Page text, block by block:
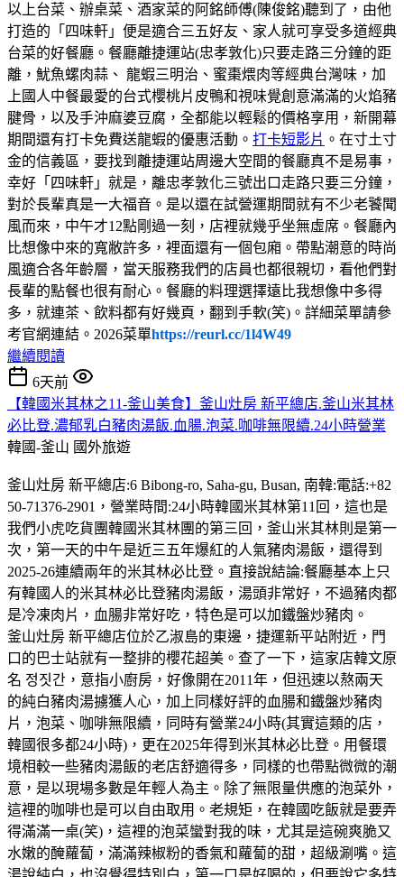
以上台菜、辦桌菜、酒家菜的阿銘師傅(陳俊銘)聽到了，由他
打造的「四味軒」便是適合三五好友、家人就可享受多道經典
台菜的好餐廳。餐廳離捷運站(忠孝敦化)只要走路三分鐘的距
離，魷魚螺肉蒜、 龍蝦三明治、蜜棗煨肉等經典台灣味，加
上國人中餐最愛的台式櫻桃片皮鴨和視味覺創意滿滿的火焰豬
腱骨，以及手沖麻婆豆腐，全都能以輕鬆的價格享用，新開幕
期間還有打卡免費送龍蝦的優惠活動。 打卡短影片 。在寸土寸
金的信義區，要找到離捷運站周邊大空間的餐廳真不是易事，
幸好「四味軒」就是，離忠孝敦化三號出口走路只要三分鐘，
對於長輩真是一大福音。是以還在試營運期間就有不少老饕聞
風而來，中午才12點剛過一刻，店裡就幾乎坐無虛席。餐廳內
比想像中來的寬敝許多，裡面還有一個包廂。帶點潮意的時尚
風適合各年齡層，當天服務我們的店員也都很親切，看他們對
長輩的點餐也很有耐心。餐廳的料理選擇遠比我想像中多得
多，就連茶、飲料都有好幾頁，翻到手軟(笑)。詳細菜單請參
考官網連結。2026菜單https://reurl.cc/1l4W49
繼續閱讀
6天前
【韓國米其林之11-釜山美食】釜山灶房 新平總店.釜山米其林
必比登.濃郁乳白豬肉湯飯.血腸.泡菜.咖啡無限續.24小時營業
韓國-釜山 國外旅遊
釜山灶房 新平總店:6 Bibong-ro, Saha-gu, Busan, 南韓:電話:+82
50-71376-2901，營業時間:24小時韓國米其林第11回，這也是
我們小虎吃貨團韓國米其林團的第三回，釜山米其林則是第一
次，第一天的中午是近三五年爆紅的人氣豬肉湯飯，還得到
2025-26連續兩年的米其林必比登。直接說結論:餐廳基本上只
有韓國人的米其林必比登豬肉湯飯，湯頭非常好，不過豬肉都
是冷凍肉片，血腸非常好吃，特色是可以加鐵盤炒豬肉。
釜山灶房 新平總店位於乙淑島的東邊，捷運新平站附近，門
口的巴士站就有一整排的櫻花超美。查了一下，這家店韓文原
名 정짓간，意指小廚房，好像開在2011年，但迅速以熬兩天
的純白豬肉湯擄獲人心，加上同樣好評的血腸和鐵盤炒豬肉
片，泡菜、咖啡無限續，同時有營業24小時(其實這類的店，
韓國很多都24小時)，更在2025年得到米其林必比登。用餐環
境相較一些豬肉湯飯的老店舒適得多，同樣的也帶點微微的潮
意，是以現場多數是年輕人為主。除了無限量供應的泡菜外，
這裡的咖啡也是可以自由取用。老規矩，在韓國吃飯就是要弄
得滿滿一桌(笑)，這裡的泡菜蠻對我的味，尤其是這碗爽脆又
水嫩的醃蘿蔔，滿滿辣椒粉的香氣和蘿蔔的甜，超級涮嘴。這